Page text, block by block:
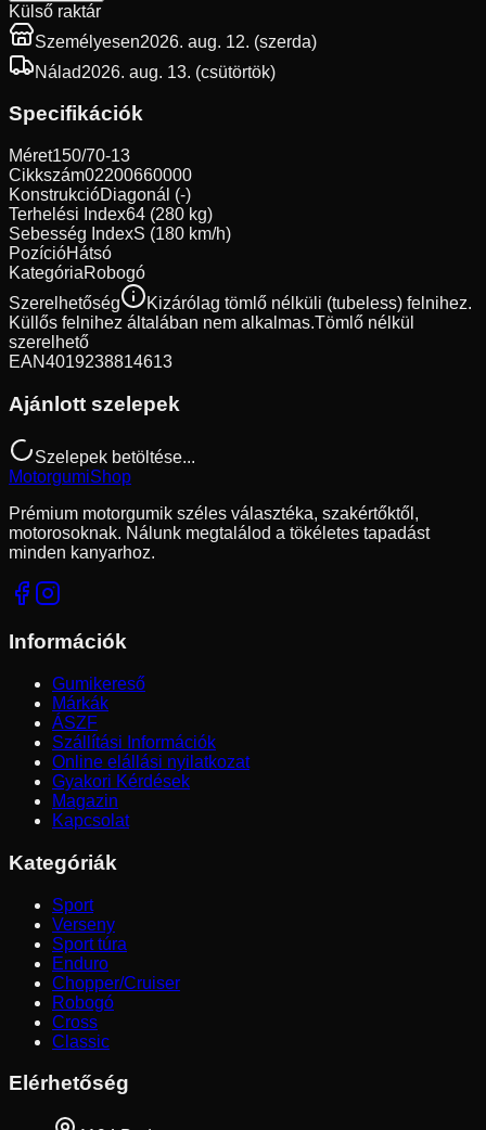
Külső raktár
Személyesen2026. aug. 12. (szerda)
Nálad2026. aug. 13. (csütörtök)
Specifikációk
Méret150/70-13
Cikkszám02200660000
KonstrukcióDiagonál (-)
Terhelési Index64 (280 kg)
Sebesség IndexS (180 km/h)
PozícióHátsó
KategóriaRobogó
Szerelhetőség
Kizárólag tömlő nélküli (tubeless) felnihez.
Küllős felnihez általában nem alkalmas.Tömlő nélkül
szerelhető
EAN4019238814613
Ajánlott szelepek
Szelepek betöltése...
MotorgumiShop
Prémium motorgumik széles választéka, szakértőktől,
motorosoknak. Nálunk megtalálod a tökéletes tapadást
minden kanyarhoz.
Információk
Gumikereső
Márkák
ÁSZF
Szállítási Információk
Online elállási nyilatkozat
Gyakori Kérdések
Magazin
Kapcsolat
Kategóriák
Sport
Verseny
Sport túra
Enduro
Chopper/Cruiser
Robogó
Cross
Classic
Elérhetőség